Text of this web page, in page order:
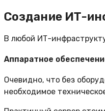
Создание ИТ-
В любой ИТ-
Аппаратное
Очевидно, что без
необходимое